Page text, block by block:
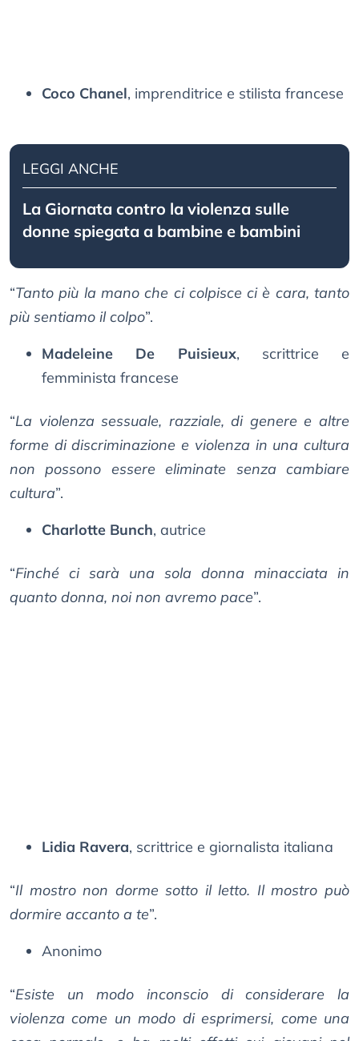
Coco Chanel, imprenditrice e stilista francese
LEGGI ANCHE
La Giornata contro la violenza sulle
donne spiegata a bambine e bambini
“Tanto più la mano che ci colpisce ci è cara, tanto
più sentiamo il colpo”.
Madeleine De Puisieux, scrittrice e
femminista francese
“La violenza sessuale, razziale, di genere e altre
forme di discriminazione e violenza in una cultura
non possono essere eliminate senza cambiare
cultura”.
Charlotte Bunch, autrice
“Finché ci sarà una sola donna minacciata in
quanto donna, noi non avremo pace”.
Lidia Ravera, scrittrice e giornalista italiana
“Il mostro non dorme sotto il letto. Il mostro può
dormire accanto a te”.
Anonimo
“Esiste un modo inconscio di considerare la
violenza come un modo di esprimersi, come una